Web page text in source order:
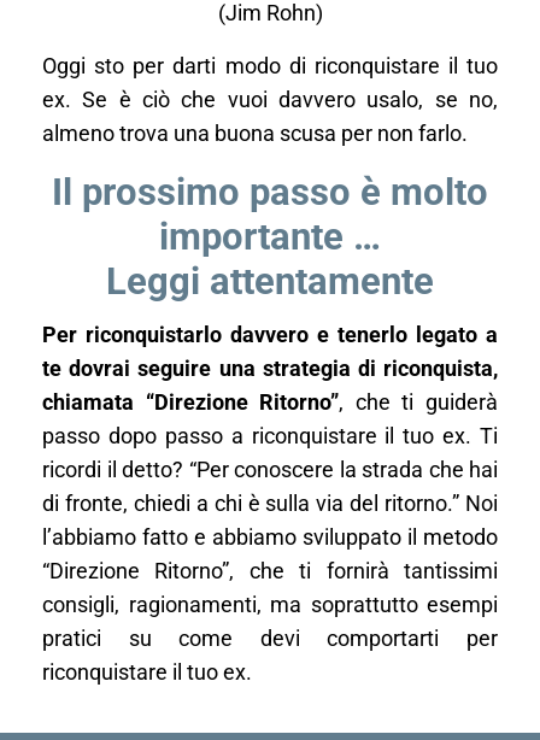
(Jim Rohn)
Oggi sto per darti modo di riconquistare il tuo
ex. Se è ciò che vuoi davvero usalo, se no,
almeno trova una buona scusa per non farlo.
Il prossimo passo è molto
importante …
Leggi attentamente
Per riconquistarlo davvero e tenerlo legato a
te dovrai seguire una strategia di riconquista,
chiamata “Direzione Ritorno”, che ti guiderà
passo dopo passo a riconquistare il tuo ex. Ti
ricordi il detto? “Per conoscere la strada che hai
di fronte, chiedi a chi è sulla via del ritorno.” Noi
l’abbiamo fatto e abbiamo sviluppato il metodo
“Direzione Ritorno”, che ti fornirà tantissimi
consigli, ragionamenti, ma soprattutto esempi
pratici su come devi comportarti per
riconquistare il tuo ex.